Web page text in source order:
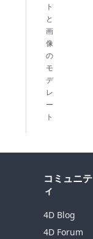
ト
と
画
像
の
モ
デ
レ
ー
ト
コミュニテ
ィ
4D Blog
4D Forum